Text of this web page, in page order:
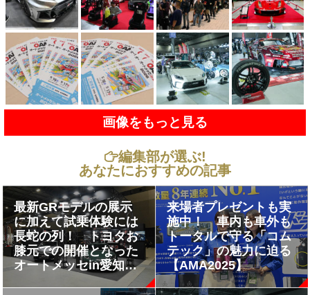
画像をもっと見る
編集部が選ぶ!
あなたにおすすめの記事
最新GRモデルの展示
に加えて試乗体験には
長蛇の列！ トヨタお
膝元での開催となった
オートメッセin愛知に
来場者プレゼントも実
施中！ 車内も車外も
トータルで守る「コム
テック」の魅力に迫る
【AMA2025】